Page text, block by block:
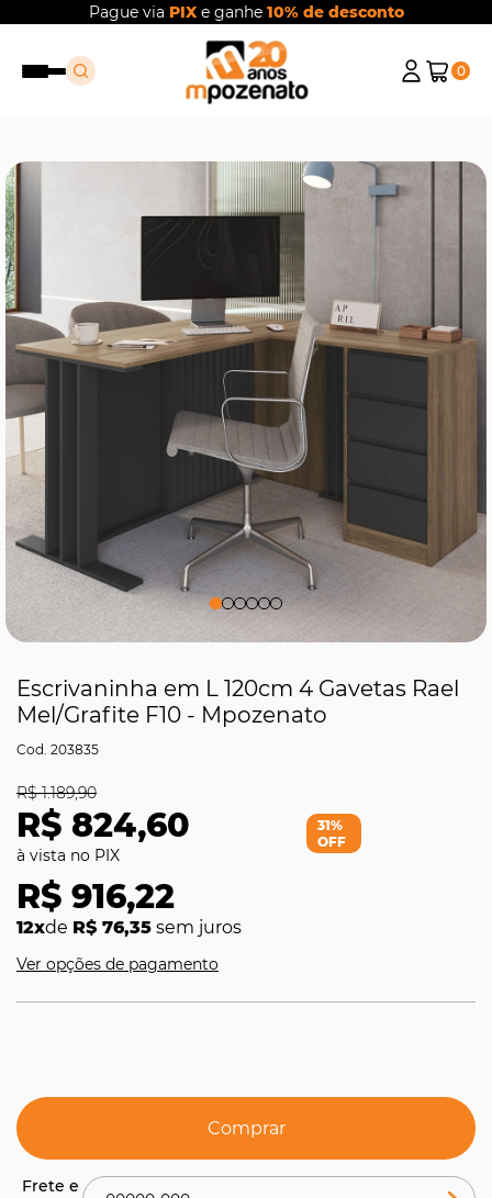
Pague via PIXe ganhe 10% de desconto
0
Escrivaninha em L 120cm 4 Gavetas Rael
Mel/Grafite F10 - Mpozenato
203835
R$ 824,60
R$ 1.189,90
R$ 916,22
12xde R$ 76,35 sem juros
31%
OFF
Ver opções de pagamento
Comprar